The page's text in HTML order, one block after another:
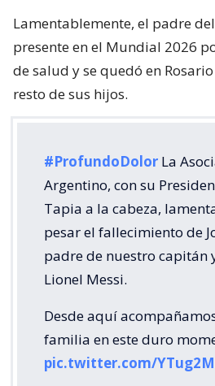
Lamentablemente, el padre del
presente en el Mundial 2026
de salud y se quedó en
resto de sus hijos.
#ProfundoDolor La
Argentino, con su
Tapia a la cabeza,
pesar el fallecimiento de
padre de nuestro capitán
Lionel Messi.
Desde aquí
familia en este duro
pic.twitter.com/